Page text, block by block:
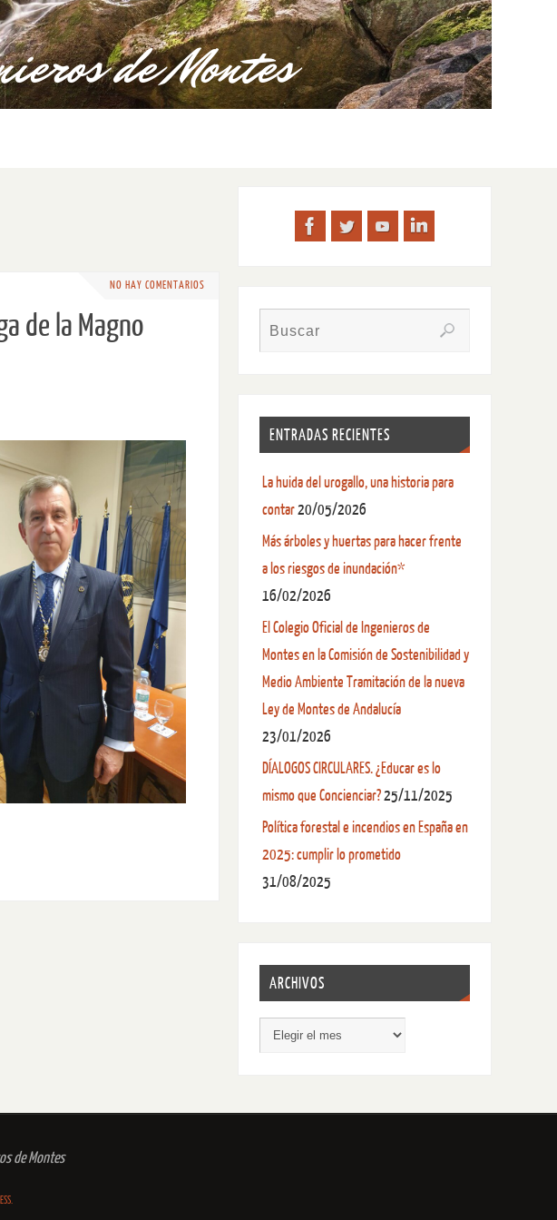
NO HAY COMENTARIOS
de la Magno
ENTRADAS RECIENTES
La huida del urogallo, una historia para
contar20/05/2026
Más árboles y huertas para hacer frente
a los riesgos de inundación*
16/02/2026
El Colegio Oficial de Ingenieros de
Montes en la Comisión de Sostenibilidad y
Medio Ambiente Tramitación de la nueva
Ley de Montes de Andalucía
23/01/2026
DÍALOGOS CIRCULARES. ¿Educar es lo
mismo que Concienciar?25/11/2025
Política forestal e incendios en España en
2025: cumplir lo prometido
31/08/2025
ARCHIVOS
de Montes